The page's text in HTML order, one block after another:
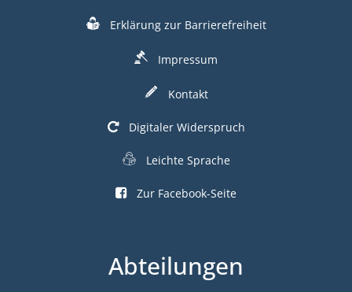
Erklärung zur Barrierefreiheit
Impressum
Kontakt
Digitaler Widerspruch
Leichte Sprache
Zur Facebook-Seite
Abteilungen